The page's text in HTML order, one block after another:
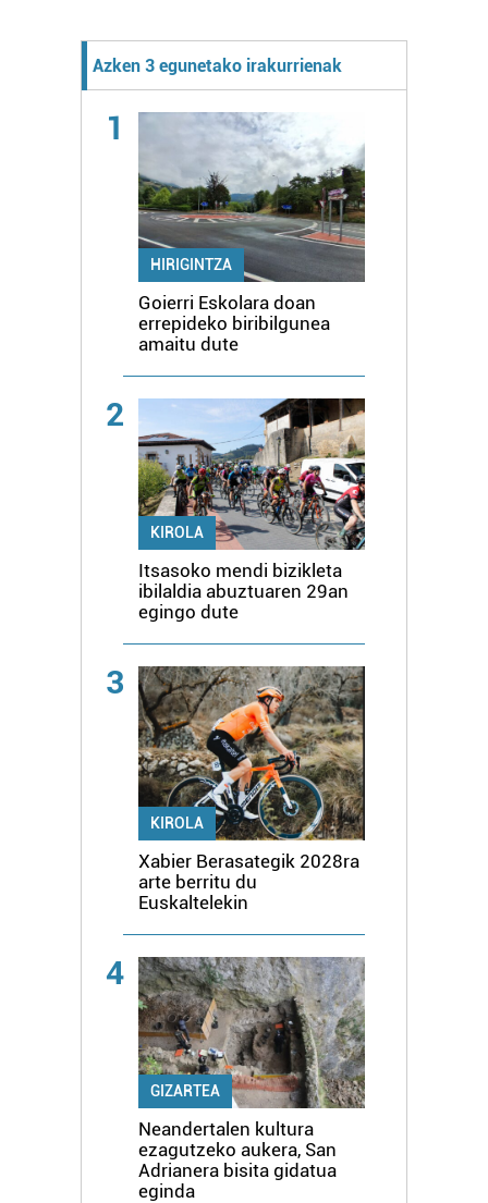
Azken 3 egunetako irakurrienak
1
HIRIGINTZA
Goierri Eskolara doan
errepideko biribilgunea
amaitu dute
2
KIROLA
Itsasoko mendi bizikleta
ibilaldia abuztuaren 29an
egingo dute
3
KIROLA
Xabier Berasategik 2028ra
arte berritu du
Euskaltelekin
4
GIZARTEA
Neandertalen kultura
ezagutzeko aukera, San
Adrianera bisita gidatua
eginda